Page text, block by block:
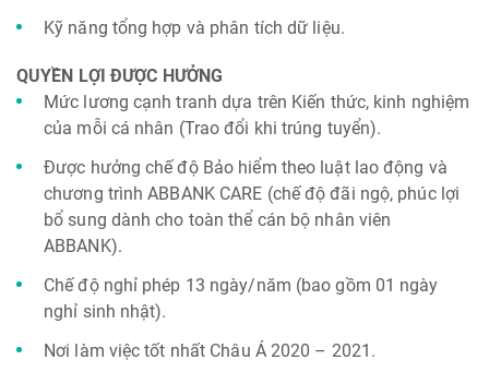
Kỹ năng tổng hợp và phân tích dữ liệu.
QUYỀN LỢI ĐƯỢC HƯỞNG
Mức lương cạnh tranh dựa trên Kiến thức, kinh nghiệm
của mỗi cá nhân (Trao đổi khi trúng tuyển).
Được hưởng chế độ Bảo hiểm theo luật lao động và
chương trình ABBANK CARE (chế độ đãi ngộ, phúc lợi
bổ sung dành cho toàn thể cán bộ nhân viên
ABBANK).
Chế độ nghỉ phép 13 ngày/năm (bao gồm 01 ngày
nghỉ sinh nhật).
Nơi làm việc tốt nhất Châu Á 2020 – 2021.